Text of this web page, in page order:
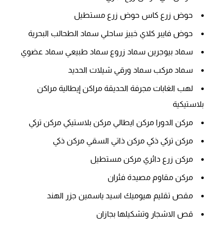
حوض زرع كاس حوض زرع مستطيل
حوض فايبر كلاي خبيز ساحلي سماد الطحالب البحرية
سماد بيوجرين سماد زروع سماد طبيعي سماد عضوي
سماد مركب سماد ورقي شيلات الحديد
لهب الغابات مجرفة الحديقة مراكن إيطالية مراكن
بلاستيكية
مركن الدورا مركن ايطالي مركن بلاستيكي مركن تركي
مركن تركي ذكي مركن ذاتي السقي مركن ذكي
مركن زرع دائري مركن مستطيل
مركن مقاوم مصيدة فئران
مقص تقليم هيوميك اسيد ياسمين جزر الهند
قص الاشجار وتشكيلها بجازان